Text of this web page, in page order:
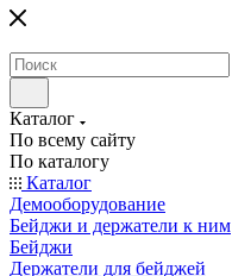
Каталог
По всему сайту
По каталогу
Каталог
Демооборудование
Бейджи и держатели к ним
Бейджи
Держатели для бейджей